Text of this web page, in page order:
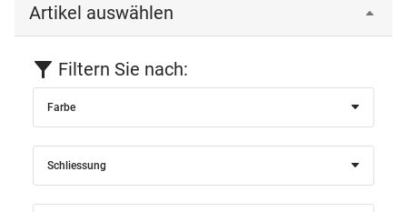
Artikel auswählen
Filtern Sie nach:
Farbe
Schliessung